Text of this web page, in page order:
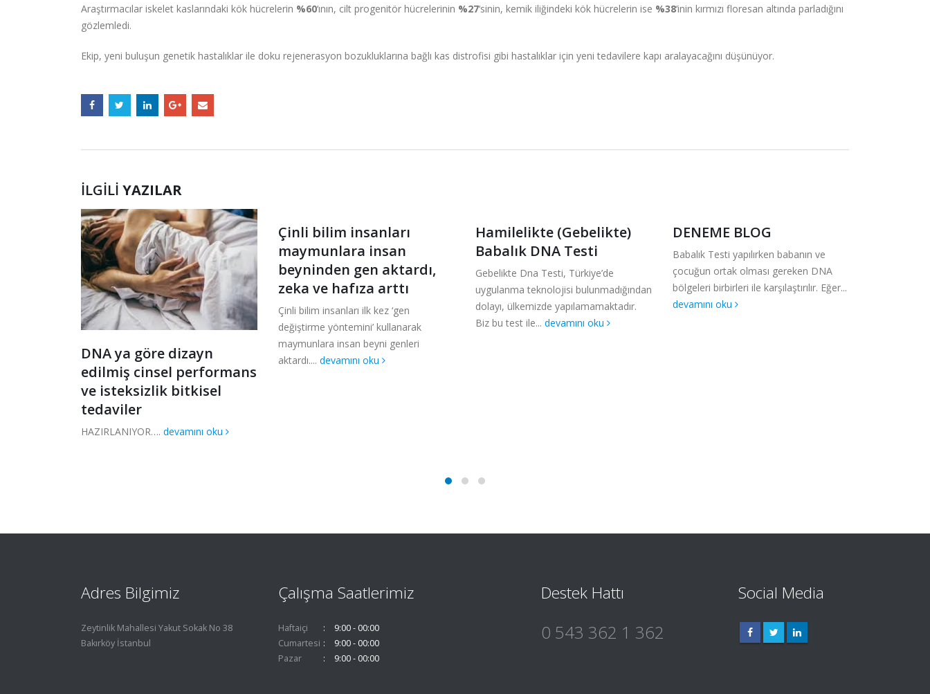
Araştırmacılar iskelet kaslarındaki kök hücrelerin %60‘ının, cilt progenitör hücrelerinin %27‘sinin, kemik iliğindeki kök hücrelerin ise %38‘inin kırmızı floresan altında parladığını
gözlemledi.
Ekip, yeni buluşun genetik hastalıklar ile doku rejenerasyon bozukluklarına bağlı kas distrofisi gibi hastalıklar için yeni tedavilere kapı aralayacağını düşünüyor.
İLGILI YAZILAR
DNA ya göre dizayn
edilmiş cinsel performans
ve isteksizlik bitkisel
tedaviler
HAZIRLANIYOR…. devamını oku
Çinli bilim insanları
maymunlara insan
beyninden gen aktardı,
zeka ve hafıza arttı
Çinli bilim insanları ilk kez ‘gen
değiştirme yöntemini’ kullanarak
maymunlara insan beyni genleri
aktardı.... devamını oku
Hamilelikte (Gebelikte)
Babalık DNA Testi
Gebelikte Dna Testi, Türkiye’de
uygulanma teknolojisi bulunmadığından
dolayı, ülkemizde yapılamamaktadır.
Biz bu test ile... devamını oku
DENEME BLOG
Babalık Testi yapılırken babanın ve
çocuğun ortak olması gereken DNA
bölgeleri birbirleri ile karşılaştırılır. Eğer...
devamını oku
Adres Bilgimiz
Zeytinlik Mahallesi Yakut Sokak No 38
Bakırköy İstanbul
Çalışma Saatlerimiz
Haftaiçi
9:00 - 00:00
Cumartesi
9:00 - 00:00
Pazar
9:00 - 00:00
Destek Hattı
0 543 362 1 362
Social Media